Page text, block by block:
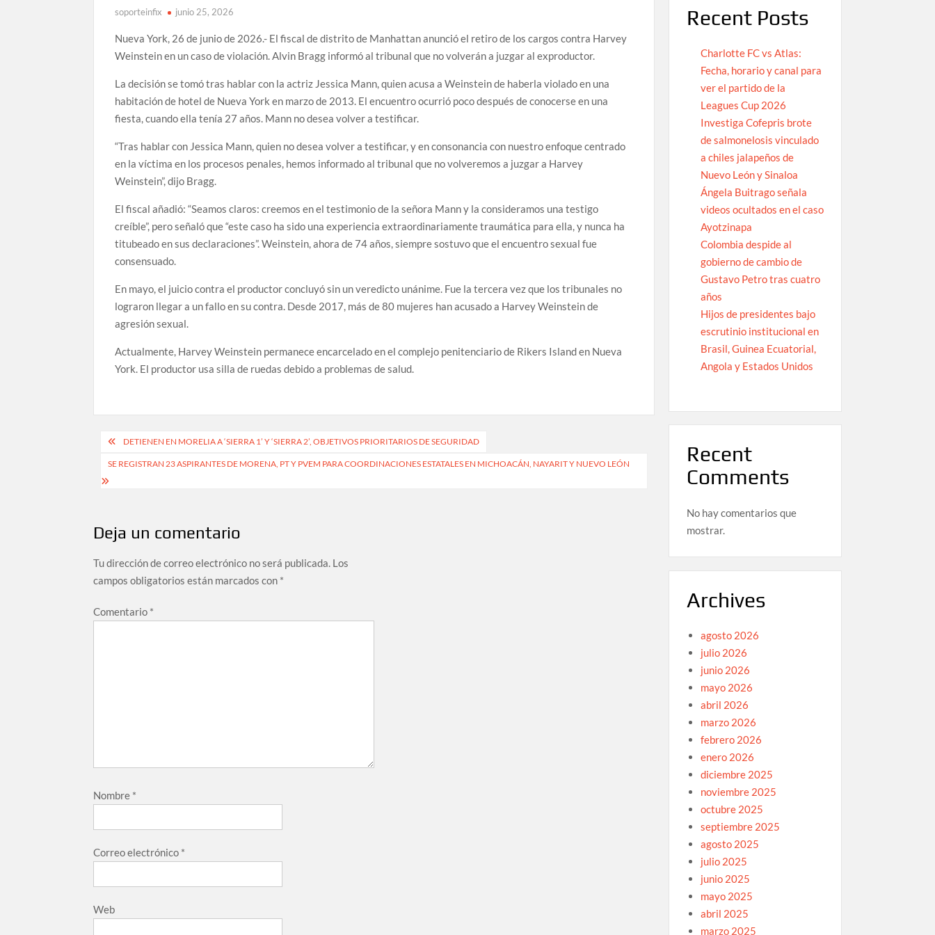
soporteinfix junio 25, 2026
Nueva York, 26 de junio de 2026.- El fiscal de distrito de Manhattan anunció el retiro de los cargos contra Harvey
Weinstein en un caso de violación. Alvin Bragg informó al tribunal que no volverán a juzgar al exproductor.
La decisión se tomó tras hablar con la actriz Jessica Mann, quien acusa a Weinstein de haberla violado en una
habitación de hotel de Nueva York en marzo de 2013. El encuentro ocurrió poco después de conocerse en una
fiesta, cuando ella tenía 27 años. Mann no desea volver a testificar.
“Tras hablar con Jessica Mann, quien no desea volver a testificar, y en consonancia con nuestro enfoque centrado
en la víctima en los procesos penales, hemos informado al tribunal que no volveremos a juzgar a Harvey
Weinstein”, dijo Bragg.
El fiscal añadió: “Seamos claros: creemos en el testimonio de la señora Mann y la consideramos una testigo
creíble”, pero señaló que “este caso ha sido una experiencia extraordinariamente traumática para ella, y nunca ha
titubeado en sus declaraciones”. Weinstein, ahora de 74 años, siempre sostuvo que el encuentro sexual fue
consensuado.
En mayo, el juicio contra el productor concluyó sin un veredicto unánime. Fue la tercera vez que los tribunales no
lograron llegar a un fallo en su contra. Desde 2017, más de 80 mujeres han acusado a Harvey Weinstein de
agresión sexual.
Actualmente, Harvey Weinstein permanece encarcelado en el complejo penitenciario de Rikers Island en Nueva
York. El productor usa silla de ruedas debido a problemas de salud.
Navegación
de
entradas
DETIENEN EN MORELIA A ‘SIERRA 1’ Y ‘SIERRA 2’, OBJETIVOS PRIORITARIOS DE SEGURIDAD
SE REGISTRAN 23 ASPIRANTES DE MORENA, PT Y PVEM PARA COORDINACIONES ESTATALES EN MICHOACÁN, NAYARIT Y NUEVO LEÓN
Deja un comentario
Tu dirección de correo electrónico no será publicada. Los
campos obligatorios están marcados con *
Comentario *
Nombre *
Correo electrónico *
Web
Recent Posts
Charlotte FC vs Atlas:
Fecha, horario y canal para
ver el partido de la
Leagues Cup 2026
Investiga Cofepris brote
de salmonelosis vinculado
a chiles jalapeños de
Nuevo León y Sinaloa
Ángela Buitrago señala
videos ocultados en el caso
Ayotzinapa
Colombia despide al
gobierno de cambio de
Gustavo Petro tras cuatro
años
Hijos de presidentes bajo
escrutinio institucional en
Brasil, Guinea Ecuatorial,
Angola y Estados Unidos
Recent
Comments
No hay comentarios que
mostrar.
Archives
agosto 2026
julio 2026
junio 2026
mayo 2026
abril 2026
marzo 2026
febrero 2026
enero 2026
diciembre 2025
noviembre 2025
octubre 2025
septiembre 2025
agosto 2025
julio 2025
junio 2025
mayo 2025
abril 2025
marzo 2025